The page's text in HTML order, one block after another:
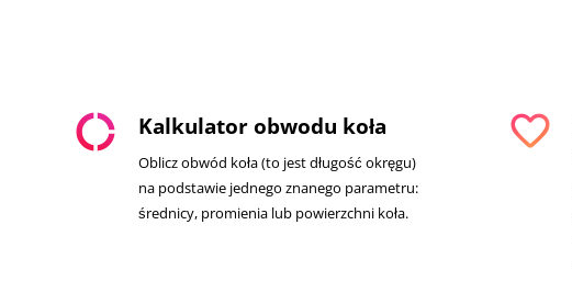
donut_large Kalkulator obwodu koła
Oblicz obwód koła (to jest długość okręgu)
na podstawie jednego znanego parametru:
średnicy, promienia lub powierzchni koła.
favorite